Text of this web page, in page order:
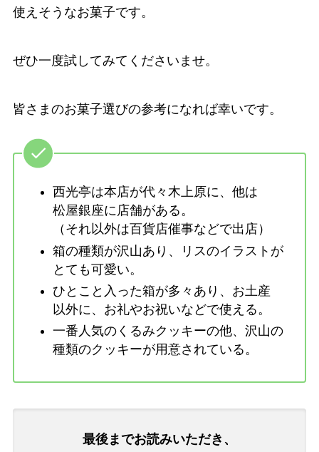
使えそうなお菓子です。
ぜひ一度試してみてくださいませ。
皆さまのお菓子選びの参考になれば幸いです。
西光亭は本店が代々木上原に、他は
松屋銀座に店舗がある。
（それ以外は百貨店催事などで出店）
箱の種類が沢山あり、リスのイラストが
とても可愛い。
ひとこと入った箱が多々あり、お土産
以外に、お礼やお祝いなどで使える。
一番人気のくるみクッキーの他、沢山の
種類のクッキーが用意されている。
最後までお読みいただき、